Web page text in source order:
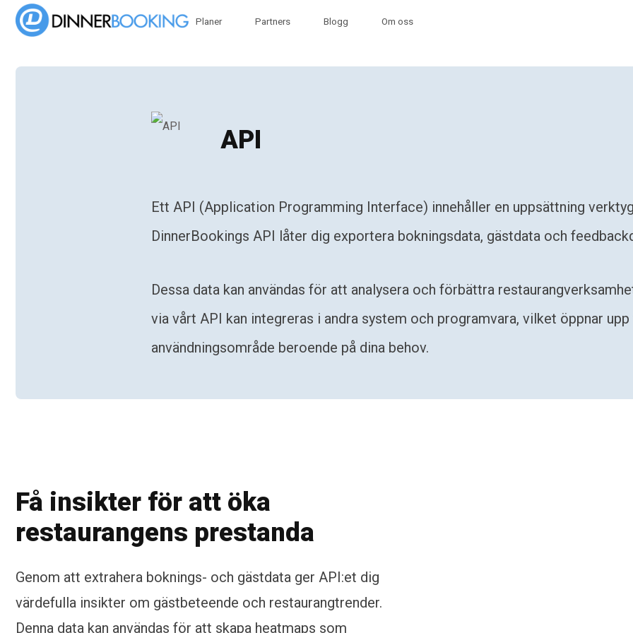
Planer Partners Blogg Om oss
API
Ett API (Application Programming Interface) innehåller en uppsättning
DinnerBookings API låter dig exportera bokningsdata, gästdata och
Dessa data kan användas för att analysera och förbättra
via vårt API kan integreras i andra system och programvara, vilket öppnar
användningsområde beroende på dina behov.
Få insikter för att öka
restaurangens prestanda
Genom att extrahera boknings- och gästdata ger API:et dig
värdefulla insikter om gästbeteende och restaurangtrender.
Denna data kan användas för att skapa heatmaps som